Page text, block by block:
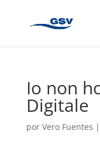
Io non
Digitale
por Vero Fuentes |